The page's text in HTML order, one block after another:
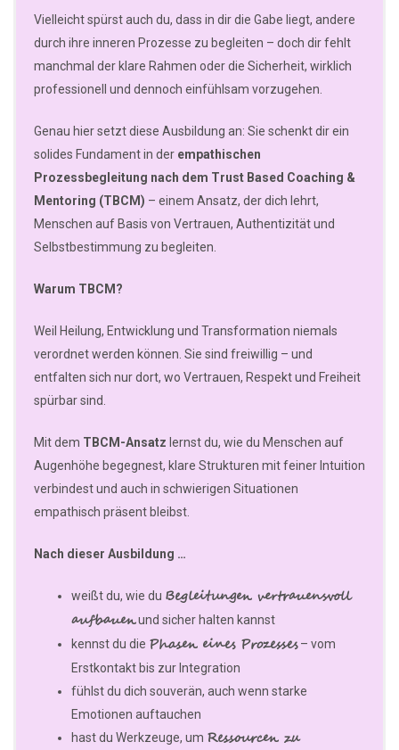
Vielleicht spürst auch du, dass in dir die Gabe liegt, andere
durch ihre inneren Prozesse zu begleiten – doch dir fehlt
manchmal der klare Rahmen oder die Sicherheit, wirklich
professionell und dennoch einfühlsam vorzugehen.
Genau hier setzt diese Ausbildung an: Sie schenkt dir ein
solides Fundament in der empathischen
Prozessbegleitung nach dem Trust Based Coaching &
Mentoring (TBCM) – einem Ansatz, der dich lehrt,
Menschen auf Basis von Vertrauen, Authentizität und
Selbstbestimmung zu begleiten.
Warum TBCM?
Weil Heilung, Entwicklung und Transformation niemals
verordnet werden können. Sie sind freiwillig – und
entfalten sich nur dort, wo Vertrauen, Respekt und Freiheit
spürbar sind.
Mit dem TBCM-Ansatz lernst du, wie du Menschen auf
Augenhöhe begegnest, klare Strukturen mit feiner Intuition
verbindest und auch in schwierigen Situationen
empathisch präsent bleibst.
Nach dieser Ausbildung …
weißt du, wie du Begleitungen vertrauensvoll
aufbauenund sicher halten kannst
kennst du die Phasen eines Prozesses– vom
Erstkontakt bis zur Integration
fühlst du dich souverän, auch wenn starke
Emotionen auftauchen
hast du Werkzeuge, um Ressourcen zu